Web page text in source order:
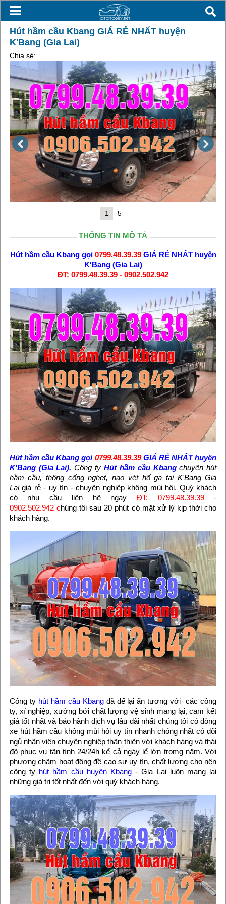
Hút hầm cầu Kbang GIÁ RẺ NHẤT huyện
K'Bang (Gia Lai)
Chia sẻ:
1 5
THÔNG TIN MÔ TẢ
Hút hầm cầu Kbanggọi 0799.48.39.39GIÁ RẺ NHẤT huyện
K'Bang (Gia Lai)
ĐT: 0799.48.39.39 - 0902.502.942
Hút hầm cầu Kbang gọi 0799.48.39.39GIÁ RẺ NHẤT huyện
K'Bang (Gia Lai).Công tyHút hầm cầu Kbangchuyên hút
hầm cầu, thông cống nghẹt, nạo vét hố ga tại K'Bang Gia
Laigiá rẻ - uy tín - chuyên nghiệp không mùi hôi. Quý khách
có nhu cầu liên hệ ngay ĐT: 0799.48.39.39 -
0902.502.942 chúng tôi sau 20 phút có mặt xử lý kịp thời cho
khách hàng.
Công ty hút hầm cầu Kbang đã để lại ấn tương với các công
ty, xí nghiệp, xưởng bởi chất lượng vệ sinh mang lại, cam kết
giá tốt nhất và bảo hành dịch vụ lâu dài nhất chúng tôi có dòng
xe hút hầm cầu không mùi hôi uy tín nhanh chóng nhất có đội
ngủ nhân viên chuyên nghiệp thân thiện với khách hàng và thái
độ phục vụ tận tình 24/24h kể cả ngày lể lớn tromg năm. Với
phương châm hoạt động đề cao sự uy tín, chất lượng cho nên
công ty hút hầm cầu huyện Kbang - Gia Lai luôn mang lại
những giá trị tốt nhất đến với quý khách hàng.